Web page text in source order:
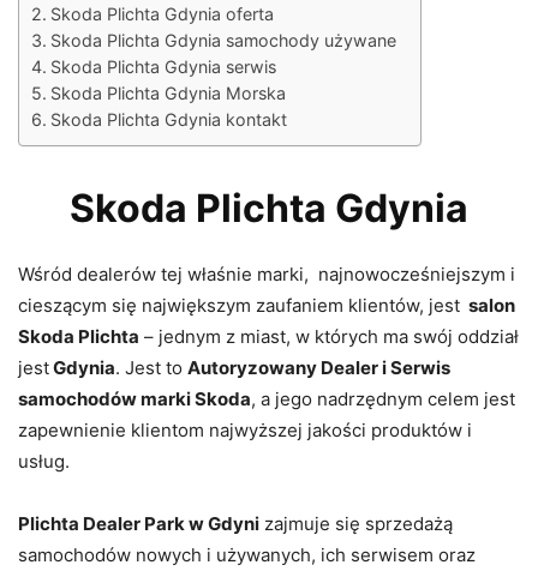
Skoda Plichta Gdynia oferta
Skoda Plichta Gdynia samochody używane
Skoda Plichta Gdynia serwis
Skoda Plichta Gdynia Morska
Skoda Plichta Gdynia kontakt
Skoda Plichta Gdynia
Wśród dealerów tej właśnie marki, najnowocześniejszym i
cieszącym się największym zaufaniem klientów, jest salon
Skoda Plichta – jednym z miast, w których ma swój oddział
jestGdynia. Jest to Autoryzowany Dealer i Serwis
samochodów marki Skoda, a jego nadrzędnym celem jest
zapewnienie klientom najwyższej jakości produktów i
usług.
Plichta Dealer Park w Gdyni zajmuje się sprzedażą
samochodów nowych i używanych, ich serwisem oraz